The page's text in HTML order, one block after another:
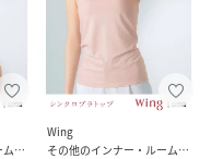
その他のインナー・ルームウェア
Wing
その他のインナー・ルームウェア